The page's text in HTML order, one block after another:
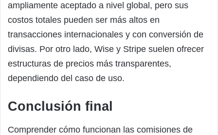
ampliamente aceptado a nivel global, pero sus
costos totales pueden ser más altos en
transacciones internacionales y con conversión de
divisas. Por otro lado, Wise y Stripe suelen ofrecer
estructuras de precios más transparentes,
dependiendo del caso de uso.
Conclusión final
Comprender cómo funcionan las comisiones de